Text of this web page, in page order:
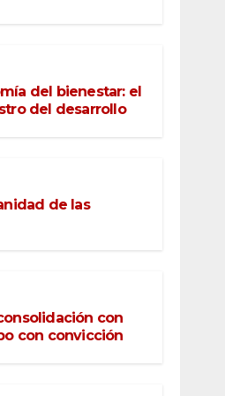
del bienestar: el
del desarrollo
de las
con
con convicción